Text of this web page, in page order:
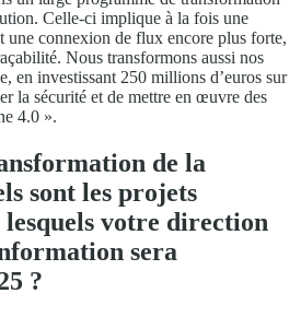
Celle-ci implique à la fois une
une connexion de flux encore plus forte,
Nous transformons aussi nos
en investissant 250 millions d’euros sur
la sécurité et de mettre en œuvre des
4.0 ».
de la
sont les projets
votre direction
sera
?